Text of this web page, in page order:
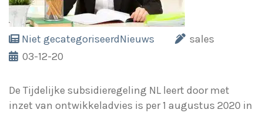
Niet gecategoriseerdNieuws
sales
03-12-20
De Tijdelijke subsidieregeling NL leert door met
inzet van ontwikkeladvies is per 1 augustus 2020 in